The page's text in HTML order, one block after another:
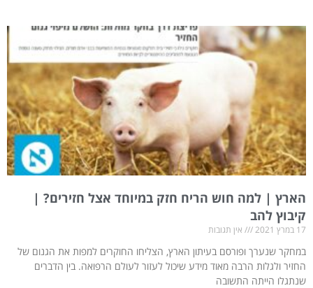
הארץ | למה חוש הריח חזק במיוחד אצל חזירים? |
קיבוץ להב
17 במרץ 2021 אין תגובות
במחקר שנערך ופורסם בעיתון הארץ, הצליחו החוקרים למפות את הגנום של
החזיר ולגלות הרבה מאוד מידע שיכול לעזור לעולם הרפואה. בין הדברים
שנתגלו הייתה התשובה